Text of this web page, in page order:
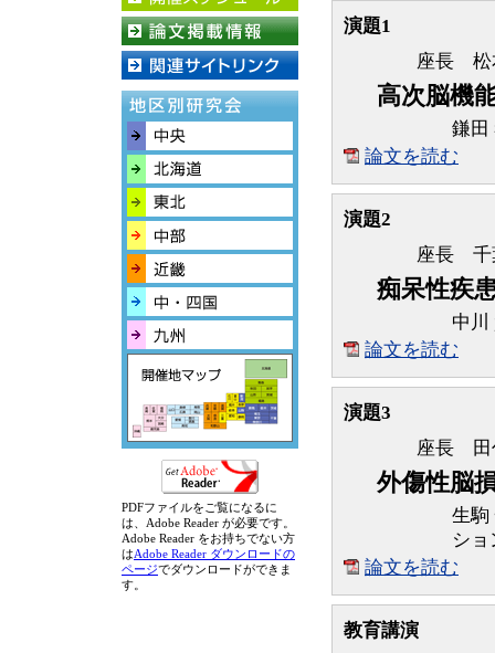
演題1
座長 松
高次脳機
鎌田
論文を読む
演題2
座長 千
痴呆性疾
中
論文を読む
演題3
座長 田
外傷性脳
生
シ
論文を読む
教育講演
PDFファイルをご覧になるに
は、Adobe Reader が必要です。
Adobe Reader をお持ちでない方
はAdobe Reader ダウンロードの
ページでダウンロードができま
す。